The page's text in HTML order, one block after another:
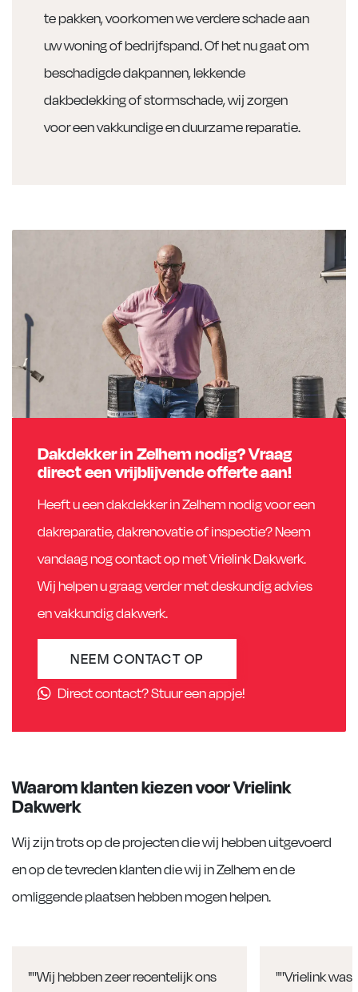
te pakken, voorkomen we verdere schade aan
uw woning of bedrijfspand. Of het nu gaat om
beschadigde dakpannen, lekkende
dakbedekking of stormschade, wij zorgen
voor een vakkundige en duurzame reparatie.
Dakdekker in Zelhem nodig? Vraag
direct een vrijblijvende offerte aan!
Heeft u een dakdekker in Zelhem nodig voor een
dakreparatie, dakrenovatie of inspectie? Neem
vandaag nog contact op met Vrielink Dakwerk.
Wij helpen u graag verder met deskundig advies
en vakkundig dakwerk.
NEEM CONTACT OP
Direct contact? Stuur een appje!
Waarom klanten kiezen voor Vrielink
Dakwerk
Wij zijn trots op de projecten die wij hebben uitgevoerd
en op de tevreden klanten die wij in Zelhem en de
omliggende plaatsen hebben mogen helpen.
"''Wij hebben zeer recentelijk ons
"''Vrielink was